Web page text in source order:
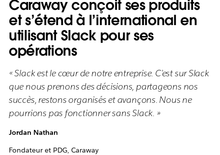
Caraway conçoit ses produits
et s’étend à l’international en
utilisant Slack pour ses
opérations
« Slack est le cœur de notre entreprise. C’est sur Slack
que nous prenons des décisions, partageons nos
succès, restons organisés et avançons. Nous ne
pourrions pas fonctionner sans Slack. »
Jordan Nathan
Fondateur et PDG, Caraway